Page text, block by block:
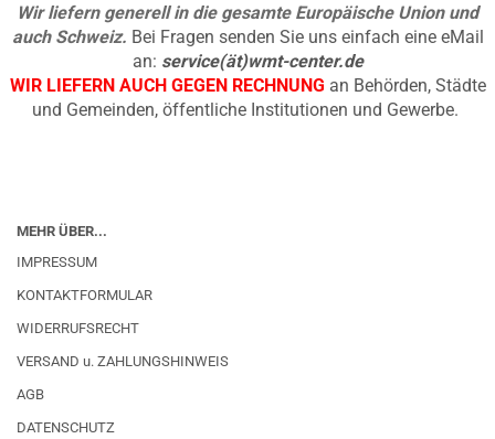
Wir liefern generell in die gesamte Europäische Union und
auch Schweiz. Bei Fragen senden Sie uns einfach eine eMail
an: service(ät)wmt-center.de
WIR LIEFERN AUCH GEGEN RECHNUNG an Behörden, Städte
und Gemeinden, öffentliche Institutionen und Gewerbe.
MEHR ÜBER...
IMPRESSUM
KONTAKTFORMULAR
WIDERRUFSRECHT
VERSAND u. ZAHLUNGSHINWEIS
AGB
DATENSCHUTZ